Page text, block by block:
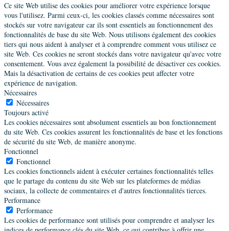
Ce site Web utilise des cookies pour améliorer votre expérience lorsque
vous l'utilisez. Parmi ceux-ci, les cookies classés comme nécessaires sont
stockés sur votre navigateur car ils sont essentiels au fonctionnement des
fonctionnalités de base du site Web. Nous utilisons également des cookies
tiers qui nous aident à analyser et à comprendre comment vous utilisez ce
site Web. Ces cookies ne seront stockés dans votre navigateur qu'avec votre
consentement. Vous avez également la possibilité de désactiver ces cookies.
Mais la désactivation de certains de ces cookies peut affecter votre
expérience de navigation.
Nécessaires
Nécessaires
Toujours activé
Les cookies nécessaires sont absolument essentiels au bon fonctionnement
du site Web. Ces cookies assurent les fonctionnalités de base et les fonctions
de sécurité du site Web, de manière anonyme.
Fonctionnel
Fonctionnel
Les cookies fonctionnels aident à exécuter certaines fonctionnalités telles
que le partage du contenu du site Web sur les plateformes de médias
sociaux, la collecte de commentaires et d'autres fonctionnalités tierces.
Performance
Performance
Les cookies de performance sont utilisés pour comprendre et analyser les